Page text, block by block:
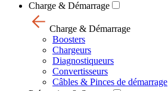
Charge & Démarrage
Charge & Démarrage
Boosters
Chargeurs
Diagnostiqueurs
Convertisseurs
Câbles & Pinces de démarrage